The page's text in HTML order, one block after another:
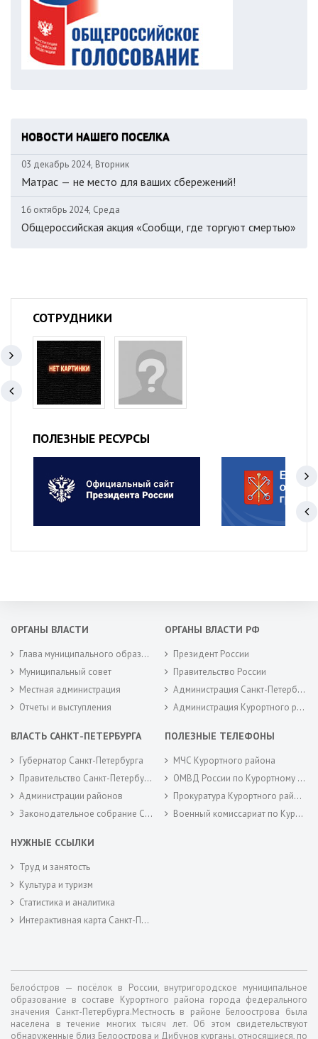
НОВОСТИ НАШЕГО ПОСЕЛКА
03 декабрь 2024, Вторник
Матрас — не место для ваших сбережений!
16 октябрь 2024, Среда
Общероссийская акция «Сообщи, где торгуют смертью»
СОТРУДНИКИ
ПОЛЕЗНЫЕ РЕСУРСЫ
ОРГАНЫ ВЛАСТИ
Глава муниципального образования
Муниципальный совет
Местная администрация
Отчеты и выступления
ОРГАНЫ ВЛАСТИ РФ
Президент России
Правительство России
Администрация Санкт-Петербурга
Администрация Курортного района Санкт-Петербурга
ВЛАСТЬ САНКТ-ПЕТЕРБУРГА
Губернатор Санкт-Петербурга
Правительство Санкт-Петербурга
Администрации районов
Законодательное собрание Санкт-Петербурга
ПОЛЕЗНЫЕ ТЕЛЕФОНЫ
МЧС Курортного района
ОМВД России по Курортному району
Прокуратура Курортного района
Военный комиссариат по Курортному районам города Санкт-Петербурга
НУЖНЫЕ ССЫЛКИ
Труд и занятость
Культура и туризм
Статистика и аналитика
Интерактивная карта Санкт-Петербурга
Белоо́стров — посёлок в России, внутригородское муниципальное
образование в составе Курортного района города федерального
значения Санкт-Петербурга.Местность в районе Белоострова была
населена в течение многих тысяч лет. Об этом свидетельствуют
обнаруженные близ Белоострова и Дибунов курганы, относящиеся, по